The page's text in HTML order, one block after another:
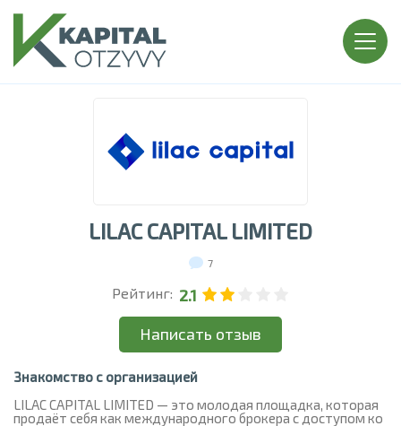
LILAC CAPITAL LIMITED
7
Рейтинг: 2.1
Написать отзыв
Знакомство с организацией
LILAC CAPITAL LIMITED — это молодая площадка, которая
продаёт себя как международного брокера с доступом ко